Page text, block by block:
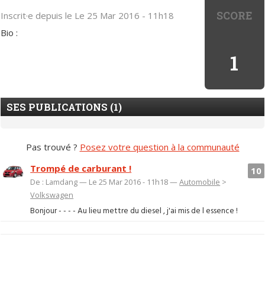
SCORE
1
Inscrit·e depuis le Le 25 Mar 2016 - 11h18
Bio :
SES PUBLICATIONS (1)
Pas trouvé ? Posez votre question à la communauté
10
Trompé de carburant !
De : Lamdang — Le 25 Mar 2016 - 11h18 —Automobile >
Volkswagen
Bonjour - - - - Au lieu mettre du diesel , j'ai mis de l essence !